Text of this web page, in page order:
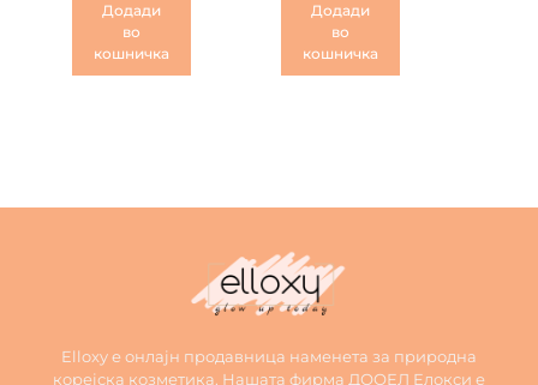
Додади
во
кошничка
Додади
во
кошничка
Elloxy е онлајн продавница наменета за природна
корејска козметика. Нашата фирма ДООЕЛ Елокси е